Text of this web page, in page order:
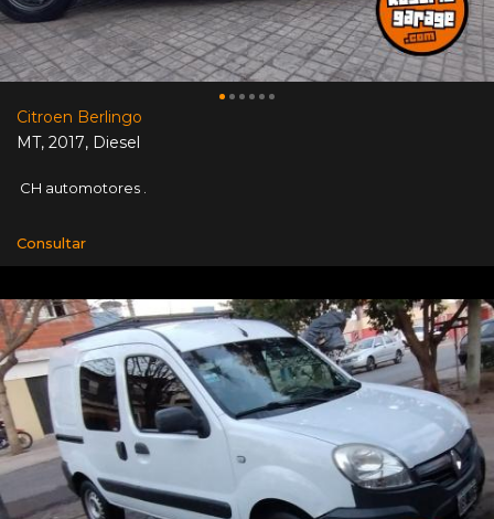
Citroen Berlingo
MT, 2017, Diesel
CH automotores .
Consultar